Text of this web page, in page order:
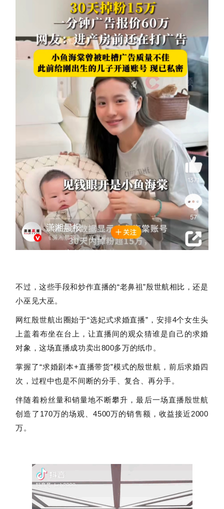
不过，这些手段和炒作直播的“老鼻祖”殷世航相比，还是
小巫见大巫。
网红殷世航出圈始于“选妃式求婚直播”，安排4个女生头
上盖着布坐在台上，让直播间的观众猜谁是自己的求婚
对象，这场直播成功卖出800多万的纸巾。
掌握了“求婚剧本+直播带货”模式的殷世航，前后求婚四
次，过程中也是不间断的分手、复合、再分手。
伴随着粉丝量和销量地不断攀升，最后一场直播殷世航
创造了170万的场观、4500万的销售额，收益接近2000
万。